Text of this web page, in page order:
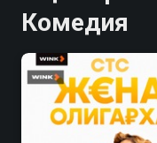
Комедия